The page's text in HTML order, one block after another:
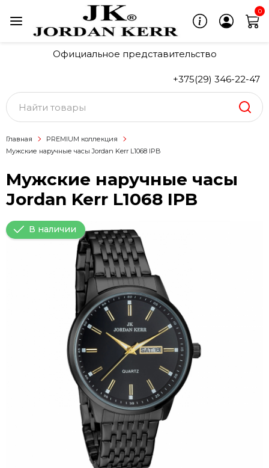
0
Официальное представительство
+375(29) 346-22-47
Главная
PREMIUM коллекция
Мужские наручные часы Jordan Kerr L1068 IPB
Мужские наручные часы
Jordan Kerr L1068 IPB
В наличии